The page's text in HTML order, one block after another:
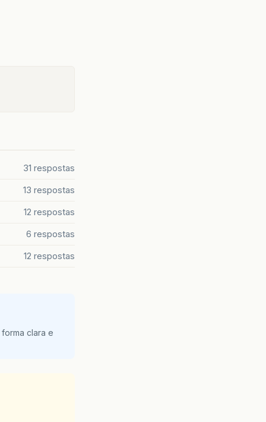
31 respostas
13 respostas
12 respostas
6 respostas
12 respostas
clara e